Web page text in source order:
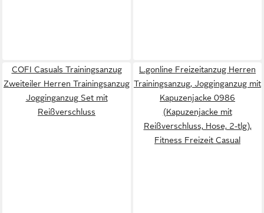
COFI Casuals Trainingsanzug
Zweiteiler Herren Trainingsanzug
Jogginganzug Set mit
Reißverschluss
L.gonline Freizeitanzug Herren
Trainingsanzug, Jogginganzug mit
Kapuzenjacke 0986
(Kapuzenjacke mit
Reißverschluss, Hose, 2-tlg),
Fitness Freizeit Casual